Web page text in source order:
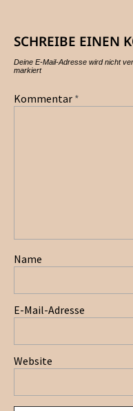
SCHREIBE EINEN
Deine E-Mail-Adresse wird nicht
markiert
Kommentar *
Name
E-Mail-Adresse
Website